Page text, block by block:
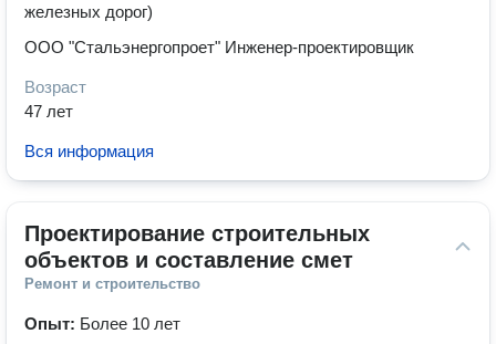
железных дорог)
ООО "Стальэнергопроет" Инженер-проектировщик
Возраст
47 лет
Вся информация
Проектирование строительных
объектов и составление смет
Ремонт и строительство
Опыт: Более 10 лет